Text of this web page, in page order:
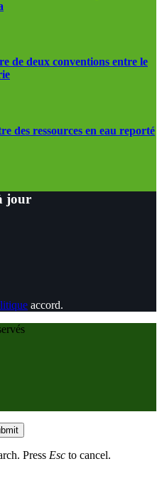
de deux conventions entre le
des ressources en eau reporté
jour
accord.
Press Esc to cancel.